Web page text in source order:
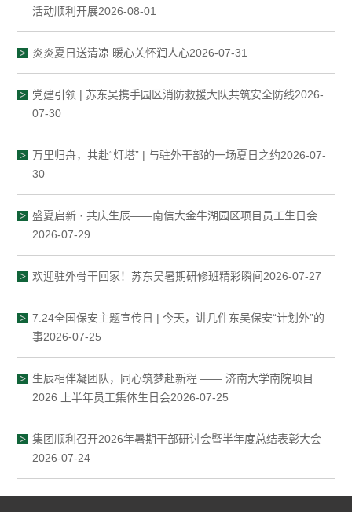
活动顺利开展2026-08-01
炎炎夏日送清凉 暖心关怀润人心2026-07-31
党建引领 | 苏东吴携手园区消防救援大队共筑安全防线2026-
07-30
万里归舟，共赴“灯塔” | 与驻外干部的一场夏日之约2026-07-
30
盛夏启新 · 共庆生辰——南信大金牛湖园区项目员工生日会
2026-07-29
欢迎驻外骨干回家！苏东吴暑期研修班精彩瞬间2026-07-27
7.24全国保安主题宣传日 | 今天，讲几件东吴保安“计划外”的
事2026-07-25
生辰相伴凝团队，同心筑梦赴新程 —— 济南大学南院项目
2026 上半年员工集体生日会2026-07-25
集团顺利召开2026年暑期干部研讨会暨半年度总结表彰大会
2026-07-24